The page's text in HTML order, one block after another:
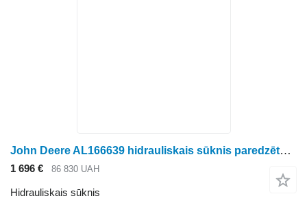
John Deere AL166639 hidrauliskais sūknis paredzēts John Deere riteņtraktora
1 696 € 86 830 UAH
Hidrauliskais sūknis